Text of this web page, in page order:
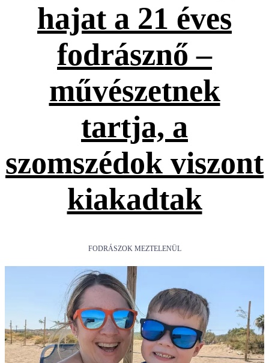
hajat a 21 éves
fodrásznő –
művészetnek
tartja, a
szomszédok viszont
kiakadtak
FODRÁSZOK MEZTELENÜL